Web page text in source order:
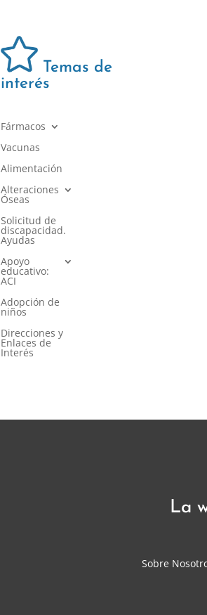
Temas de
interés
Fármacos
Vacunas
Alimentación
Alteraciones
Óseas
Solicitud de
discapacidad.
Ayudas
Apoyo
educativo:
ACI
Adopción de
niños
Direcciones y
Enlaces de
Interés
La
Sobre